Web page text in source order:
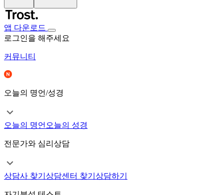
앱 다운로드
로그인을 해주세요
커뮤니티
오늘의 명언/성경
오늘의 명언 오늘의 성경
전문가와 심리상담
상담사 찾기 상담센터 찾기 상담하기